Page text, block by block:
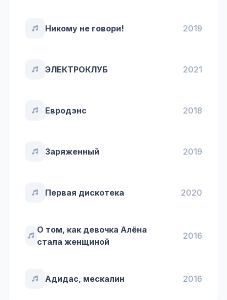
Никому не говори! 2019
ЭЛЕКТРОКЛУБ 2021
Евродэнс 2018
Заряженный 2019
Первая дискотека 2020
О том, как девочка Алёна
стала женщиной
2016
Адидас, мескалин 2016